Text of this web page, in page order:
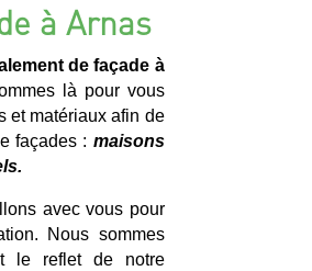
à Arnas
de façade à
là pour vous
et matériaux afin de
façades : maisons
avec vous pour
Nous sommes
le reflet de notre